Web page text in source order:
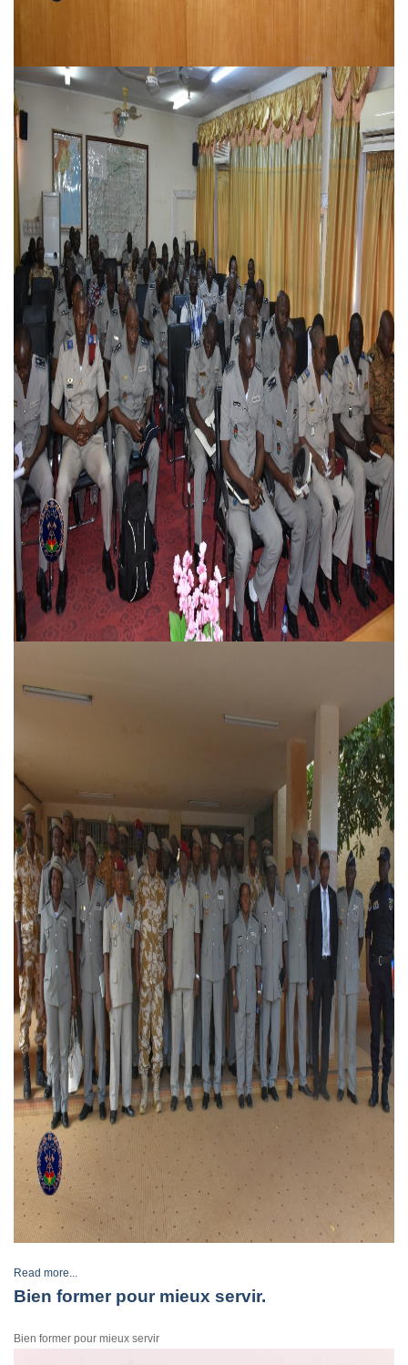
Read more...
Bien former pour mieux servir.
Bien former pour mieux servir